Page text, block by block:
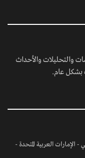
والتحليلات والأحداث
بشكل عام.
الإمارات العربية المتحدة -